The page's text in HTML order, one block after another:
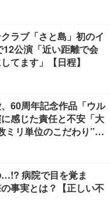
ラブ「さと島」初のイ
公演「近い距離で会
てます」【日程】
60周年記念作品「ウル
感じた責任と不安「大
ミリ単位のこだわり”特
病院で目を覚ま
事実とは？【正しい不